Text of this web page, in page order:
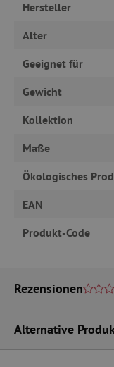
Hersteller
Alter
Geeignet für
Gewicht
Kollektion
Maße
Ökologisches
EAN
Produkt-Code
Rezensionen
Alternative
kann die
Name
cjConsent
FPAU